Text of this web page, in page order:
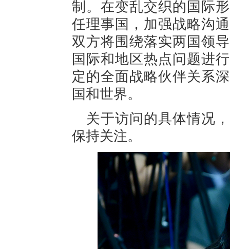
制。在变乱交织的国际
任理事国，加强战略沟
双方将围绕落实两国领
国际和地区热点问题进
定的全面战略伙伴关系
国和世界。
关于访问的具体情况
保持关注。